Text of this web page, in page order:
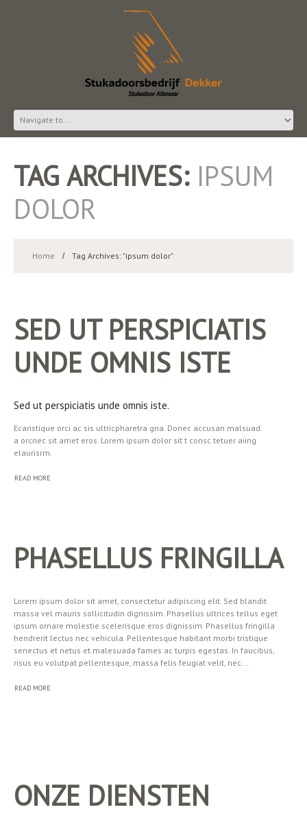
TAG ARCHIVES: IPSUM
DOLOR
Home Tag Archives: "ipsum dolor"
SED UT PERSPICIATIS
UNDE OMNIS ISTE
Sed ut perspiciatis unde omnis iste.
Ecaristique orci ac sis ultricpharetra gna. Donec accusan malsuad.
a orcnec sit amet eros. Lorem ipsum dolor sit t consc tetuer aiing
elaurisrm.
READ MORE
PHASELLUS FRINGILLA
Lorem ipsum dolor sit amet, consectetur adipiscing elit. Sed blandit
massa vel mauris sollicitudin dignissim. Phasellus ultrices tellus eget
ipsum ornare molestie scelerisque eros dignissim. Phasellus fringilla
hendrerit lectus nec vehicula. Pellentesque habitant morbi tristique
senectus et netus et malesuada fames ac turpis egestas. In faucibus,
risus eu volutpat pellentesque, massa felis feugiat velit, nec...
READ MORE
ONZE DIENSTEN